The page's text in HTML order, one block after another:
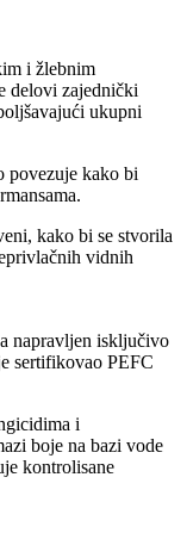
i žlebnim
delovi zajednički
ukupni
povezuje kako bi
kako bi se stvorila
vidnih
napravljen isključivo
sertifikovao PEFC
i
boje na bazi vode
kontrolisane